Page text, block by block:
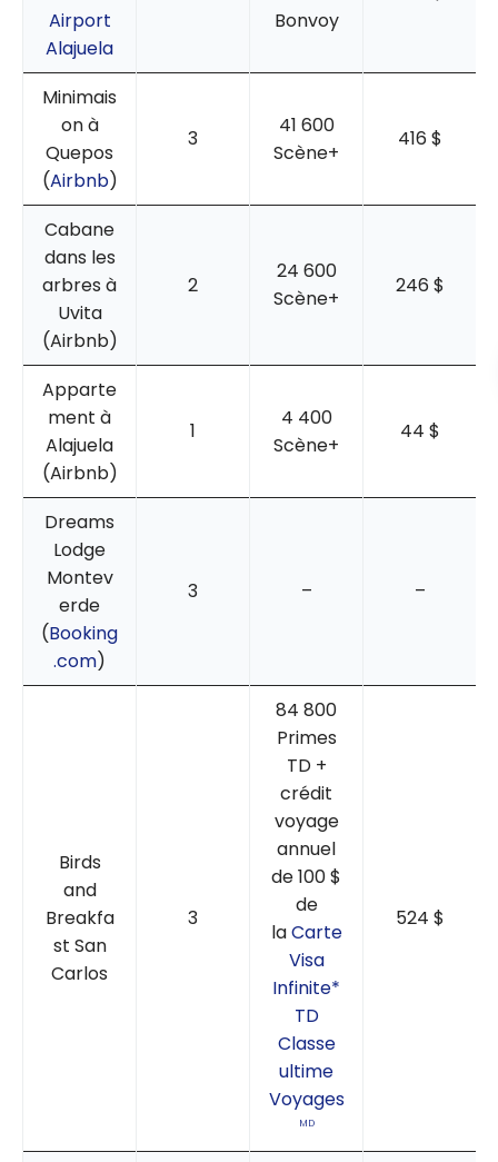
Airport
Alajuela
Bonvoy
Minimais
on à
Quepos
(Airbnb)
3
41 600
Scène+
416 $
Cabane
dans les
arbres à
Uvita
(Airbnb)
2
24 600
Scène+
246 $
Apparte
ment à
Alajuela
(Airbnb)
1
4 400
Scène+
44 $
Dreams
Lodge
Montev
erde
(Booking
.com)
3 – –
Birds
and
Breakfa
st San
Carlos
3
84 800
Primes
TD +
crédit
voyage
annuel
de 100 $
de
laCarte
Visa
Infinite*
TD
Classe
ultime
Voyages
MD
524 $